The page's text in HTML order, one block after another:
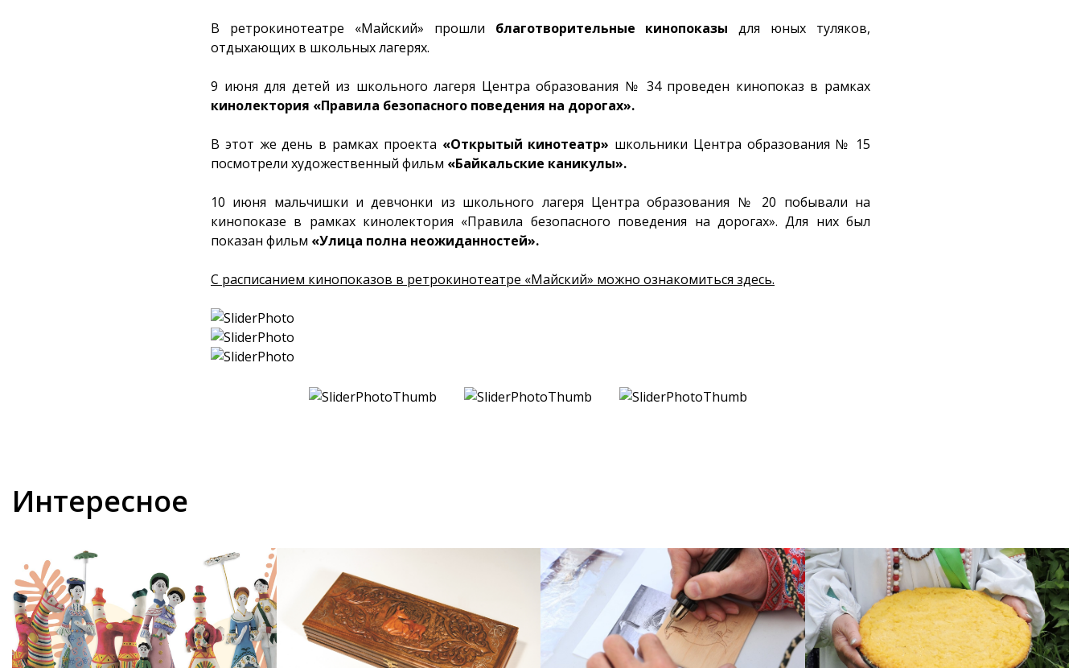
В ретрокинотеатре «Майский» прошли благотворительные кинопоказы для юных туляков,
отдыхающих в школьных лагерях.
9 июня для детей из школьного лагеря Центра образования № 34 проведен кинопоказ в рамках
кинолектория «Правила безопасного поведения на дорогах».
В этот же день в рамках проекта «Открытый кинотеатр» школьники Центра образования № 15
посмотрели художественный фильм «Байкальские каникулы».
10 июня мальчишки и девчонки из школьного лагеря Центра образования № 20 побывали на
кинопоказе в рамках кинолектория «Правила безопасного поведения на дорогах». Для них был
показан фильм «Улица полна неожиданностей».
С расписанием кинопоказов в ретрокинотеатре «Майский» можно ознакомиться здесь.